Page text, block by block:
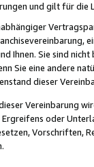
und gilt für die
Ihnen. Sie sind
Sie eine andere
dieser
Vereinbarung
oder
Vorschriften,